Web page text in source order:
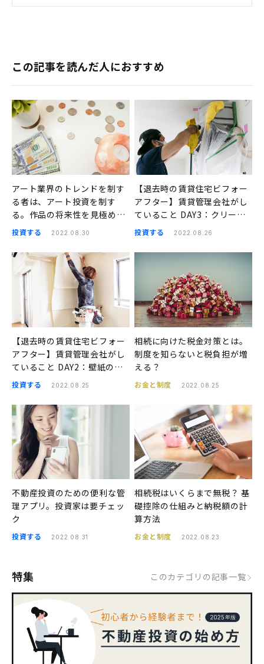
この記事を読んだ人におすすめ
アート業界のトレンドを制す
る者は、アート投資を制す
る。作品の将来性を見極める
ポイントとは？
投資する 2022.08.30
【退去時の賃貸住宅ビフォー
アフター】賃貸管理会社がし
ていること DAY3：クリーニ
ング
投資する 2022.08.26
【退去時の賃貸住宅ビフォー
アフター】賃貸管理会社がし
ていること DAY2：壁紙の張
り替え
投資する 2022.08.25
相続に向けた税金対策とは。
制度を知らないと税負担が増
える？
お金と制度 2022.08.25
不動産投資のための便利な管
理アプリ。投資家は要チェッ
ク
投資する 2022.08.31
相続税はいくらまで無税？ 基
礎控除の仕組みと納税額の計
算方法
お金と制度 2022.08.23
特集 このカテゴリの記事一覧